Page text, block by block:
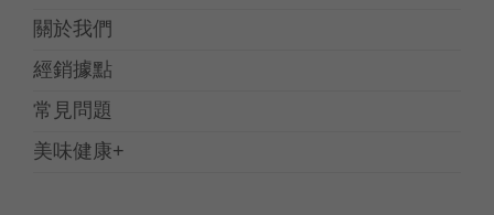
關於我們
經銷據點
常見問題
美味健康+